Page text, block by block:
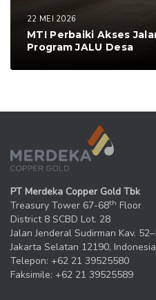
22 MEI 2026
MTI Perbaiki Akses
Program JALU Desa
PT Merdeka Copper Gold Tbk
Treasury Tower 67-68th Floor
District 8 SCBD Lot. 28
Jalan Jenderal Sudirman Kav.
Jakarta Selatan 12190, Indonesia
Telepon: +62 21 39525580
Faksimile: +62 21 39525589